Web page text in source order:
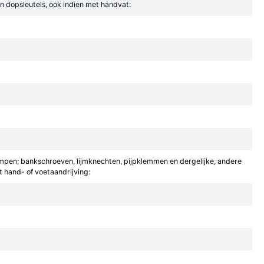
dopsleutels, ook indien met handvat:
bankschroeven, lijmknechten, pijpklemmen en dergelijke, andere
hand- of voetaandrijving: